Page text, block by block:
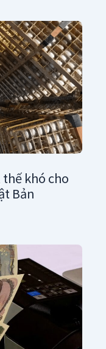
khó cho
Bản